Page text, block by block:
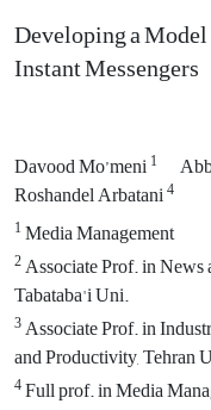
Developing a
Instant Messengers
Davood Mo’meni1
Roshandel Arbatani4
1Media Management
2Associate Prof. in
Tabataba'i Uni.
3Associate Prof. in
and Productivity, Tehran
4Full prof. in Media